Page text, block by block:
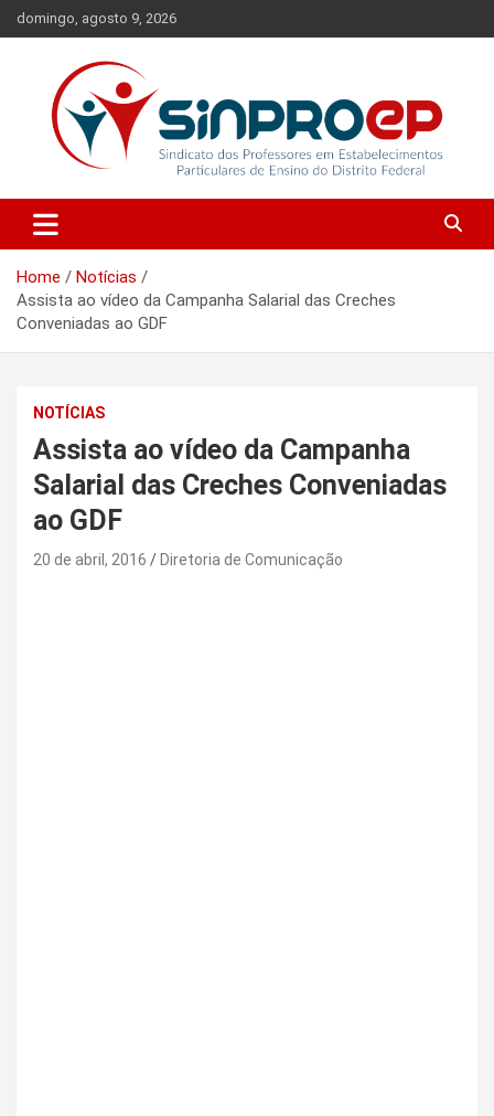
Skip
to
domingo, agosto 9, 2026
Sinproep-DF
Ensino do Distrito Federal
Home
Notícias
Assista ao vídeo da Campanha Salarial das Creches
Conveniadas ao GDF
NOTÍCIAS
Assista ao vídeo da Campanha
Salarial das Creches Conveniadas
ao GDF
20 de abril, 2016 Diretoria de Comunicação